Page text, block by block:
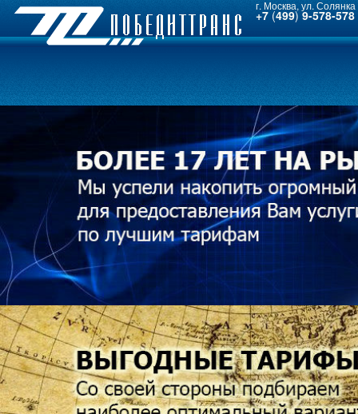
г. Москва, ул.
+7 (499)9-578-578